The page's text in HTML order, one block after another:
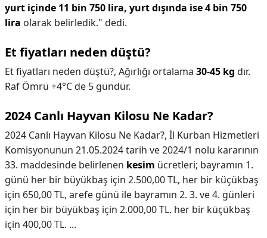
yurt içinde 11 bin 750 lira, yurt dışında ise 4 bin 750
lira olarak belirledik." dedi.
Et fiyatları neden düştü?
Et fiyatları neden düştü?, Ağırlığı ortalama 30-45 kg dır.
Raf Ömrü +4°C de 5 gündür.
2024 Canlı Hayvan Kilosu Ne Kadar?
2024 Canlı Hayvan Kilosu Ne Kadar?, İl Kurban Hizmetleri
Komisyonunun 21.05.2024 tarih ve 2024/1 nolu kararının
33. maddesinde belirlenen kesim ücretleri; bayramın 1.
günü her bir büyükbaş için 2.500,00 TL, her bir küçükbaş
için 650,00 TL, arefe günü ile bayramın 2. 3. ve 4. günleri
için her bir büyükbaş için 2.000,00 TL. her bir küçükbaş
için 400,00 TL. ...